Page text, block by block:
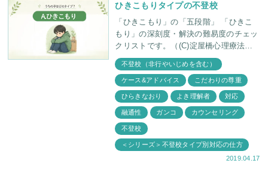
ひきこもりタイプの不登校
「ひきこもり」の「五段階」 「ひきこ
もり」の深刻度・解決の難易度のチェッ
クリストです。（(C)淀屋橋心理療法セ
ンター2002) 第1段階（登校はしてい
る、または、時々休む） 身体がだ
不登校（非行やいじめを含む）
ケース&アドバイス こだわりの尊重
ひらきなおり よき理解者 対応
融通性 ガンコ カウンセリング
不登校
＜シリーズ＞不登校タイプ別対応の仕方
2019.04.17